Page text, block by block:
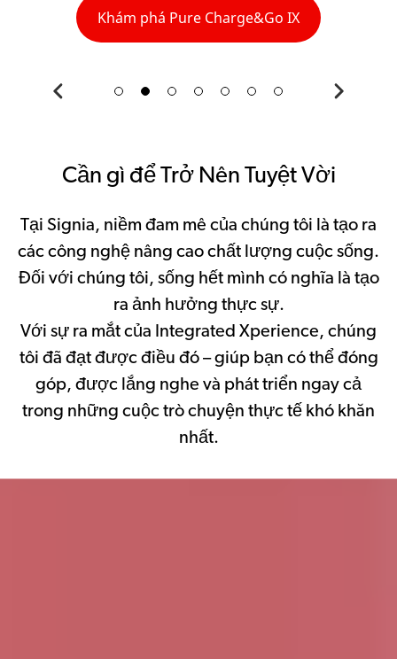
Previous Next
Khám phá Pure Charge&Go IX
Cần gì để Trở Nên Tuyệt Vời
Tại Signia, niềm đam mê của chúng tôi là tạo ra
các công nghệ nâng cao chất lượng cuộc sống.
Đối với chúng tôi, sống hết mình có nghĩa là tạo
ra ảnh hưởng thực sự.
Với sự ra mắt của Integrated Xperience, chúng
tôi đã đạt được điều đó – giúp bạn có thể đóng
góp, được lắng nghe và phát triển ngay cả
trong những cuộc trò chuyện thực tế khó khăn
nhất.